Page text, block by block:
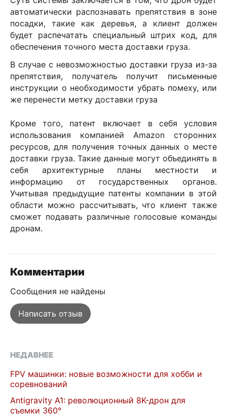
автоматически распознавать препятствия в зоне
посадки, такие как деревья, а клиент должен
будет распечатать специальный штрих код, для
обеспечения точного места доставки груза.
В случае с невозможностью доставки груза из-за
препятствия, получатель получит письменные
инструкции о необходимости убрать помеху, или
же перенести метку доставки груза
Кроме того, патент включает в себя условия
использования компанией Amazon
сторонних
ресурсов, для получения точных данных о месте
доставки груза. Такие данные могут объединять в
себя архитектурные планы местности и
информацию от государственных органов.
Учитывая предыдущие патенты компании в этой
области можно рассчитывать, что клиент также
сможет подавать различные голосовые команды
дронам.
Комментарии
Сообщения не найдены
Написать отзыв
НЕДАВНЕЕ
FPV машинки: новые возможности для хобби и
соревнований
Antigravity A1: революционный 8K-дрон для
съемки 360°